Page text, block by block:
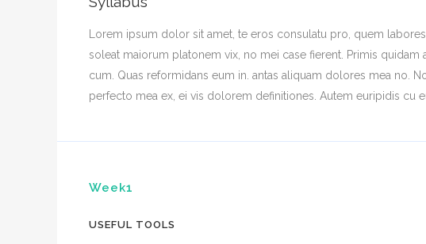
Lorem ipsum dolor sit amet, te eros consulatu pro, quem
soleat maiorum platonem vix, no mei case fierent. Primis
cum. Quas reformidans eum in. antas aliquam dolores mea no.
perfecto mea ex, ei vis dolorem definitiones. Autem euripidis cu
Week1
USEFUL TOOLS